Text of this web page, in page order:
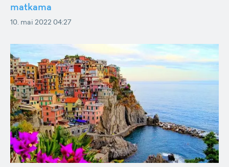
matkama
10. mai 2022 04:27